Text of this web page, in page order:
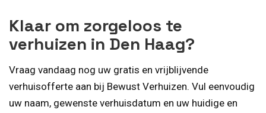
Klaar om zorgeloos te
verhuizen in Den Haag?
Vraag vandaag nog uw gratis en vrijblijvende
verhuisofferte aan bij Bewust Verhuizen. Vul eenvoudig
uw naam, gewenste verhuisdatum en uw huidige en